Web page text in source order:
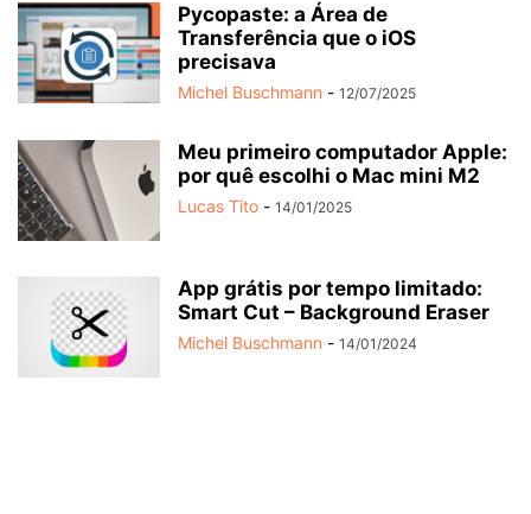
Pycopaste: a Área de
Transferência que o iOS
precisava
Michel Buschmann - 12/07/2025
Meu primeiro computador Apple:
por quê escolhi o Mac mini M2
Lucas Tito - 14/01/2025
App grátis por tempo limitado:
Smart Cut – Background Eraser
Michel Buschmann - 14/01/2024